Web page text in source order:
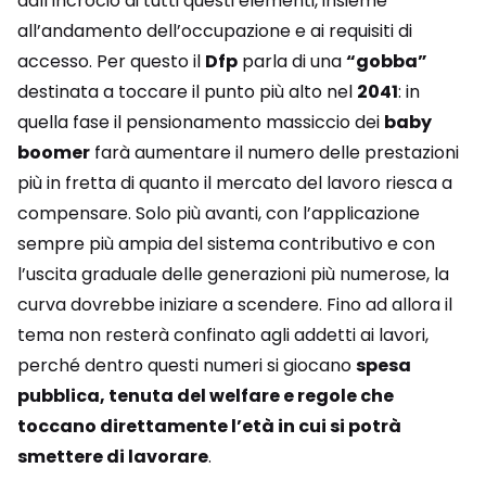
all’andamento dell’occupazione e ai requisiti di
accesso. Per questo il Dfp parla di una“gobba”
destinata a toccare il punto più alto nel 2041: in
quella fase il pensionamento massiccio dei baby
boomer farà aumentare il numero delle prestazioni
più in fretta di quanto il mercato del lavoro riesca a
compensare. Solo più avanti, con l’applicazione
sempre più ampia del sistema contributivo e con
l’uscita graduale delle generazioni più numerose, la
curva dovrebbe iniziare a scendere. Fino ad allora il
tema non resterà confinato agli addetti ai lavori,
perché dentro questi numeri si giocanospesa
pubblica, tenuta del welfare e regole che
toccano direttamente l’età in cui si potrà
smettere di lavorare.